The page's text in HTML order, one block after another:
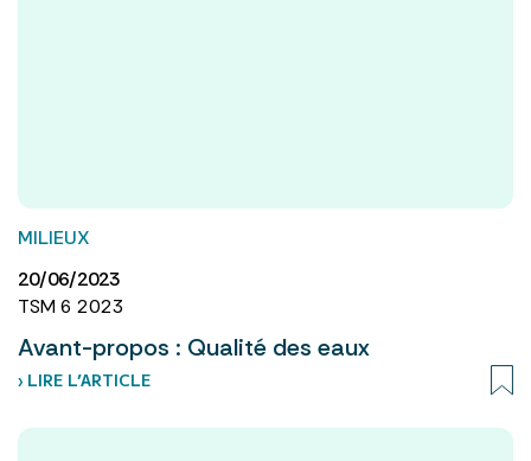
MILIEUX
20/06/2023
TSM 6 2023
Avant-propos : Qualité des eaux
› LIRE L’ARTICLE